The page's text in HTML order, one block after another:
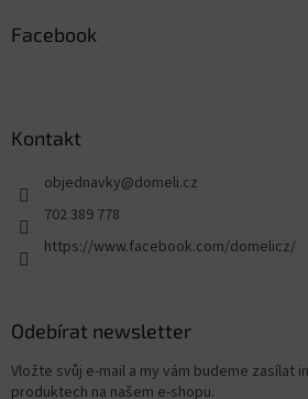
Facebook
Kontakt
objednavky@domeli.cz
702 389 778
https://www.facebook.com/domelicz/
Odebírat newsletter
Vložte svůj e-mail a my vám budeme zasílat
produktech na našem e-shopu.